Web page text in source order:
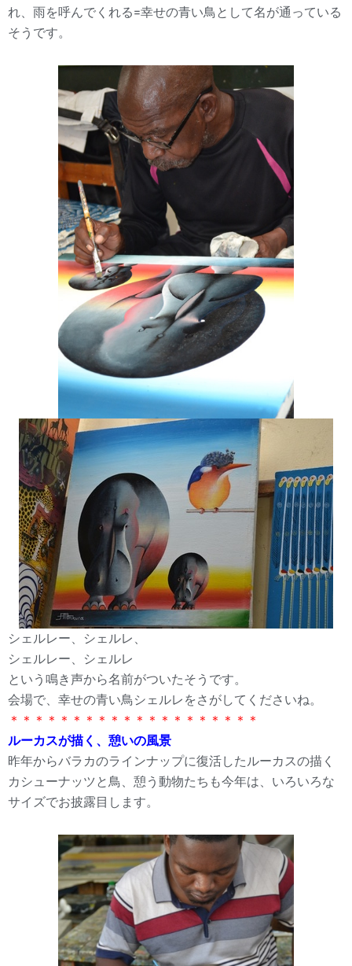
れ、雨を呼んでくれる=幸せの青い鳥として名が通っている
そうです。
シェルレー、シェルレ、
シェルレー、シェルレ
という鳴き声から名前がついたそうです。
会場で、幸せの青い鳥シェルレをさがしてくださいね。
＊＊＊＊＊＊＊＊＊＊＊＊＊＊＊＊＊＊＊＊
ルーカスが描く、憩いの風景
昨年からバラカのラインナップに復活したルーカスの描く
カシューナッツと鳥、憩う動物たちも今年は、いろいろな
サイズでお披露目します。